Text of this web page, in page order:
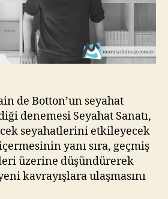
de Botton’un seyahat
denemesi Seyahat Sanatı,
seyahatlerini etkileyecek
yanı sıra, geçmiş
üzerine düşündürerek
kavrayışlara ulaşmasını